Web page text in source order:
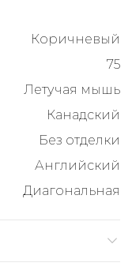
Коричневый
75
Летучая мышь
Канадский
Без отделки
Английский
Диагональная